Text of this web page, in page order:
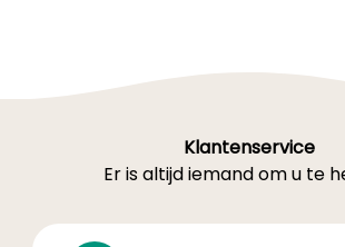
Klantenservice
Er is altijd iemand om u te